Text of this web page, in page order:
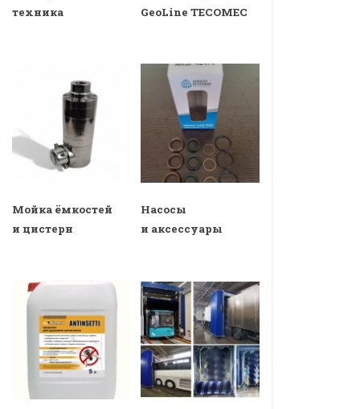
техника
GeoLine TECOMEC
Мойка ёмкостей
и цистерн
Насосы
и аксессуары